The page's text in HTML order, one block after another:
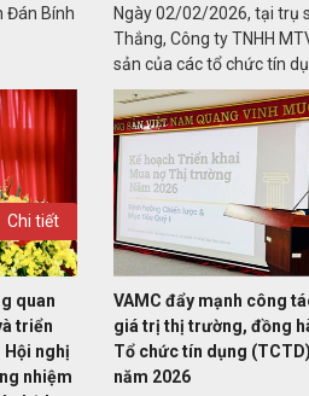
Đán Bính
Ngày 02/02/2026, tại trụ
Thắng, Công ty TNHH
sản của các tổ chức tín
Chi tiết
quan
triển
Hội nghị
nhiệm
VAMC đẩy mạnh công
giá trị thị trường, đồng
Tổ chức tín dụng
năm 2026